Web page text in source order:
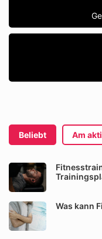
Beliebt Am
Was kann